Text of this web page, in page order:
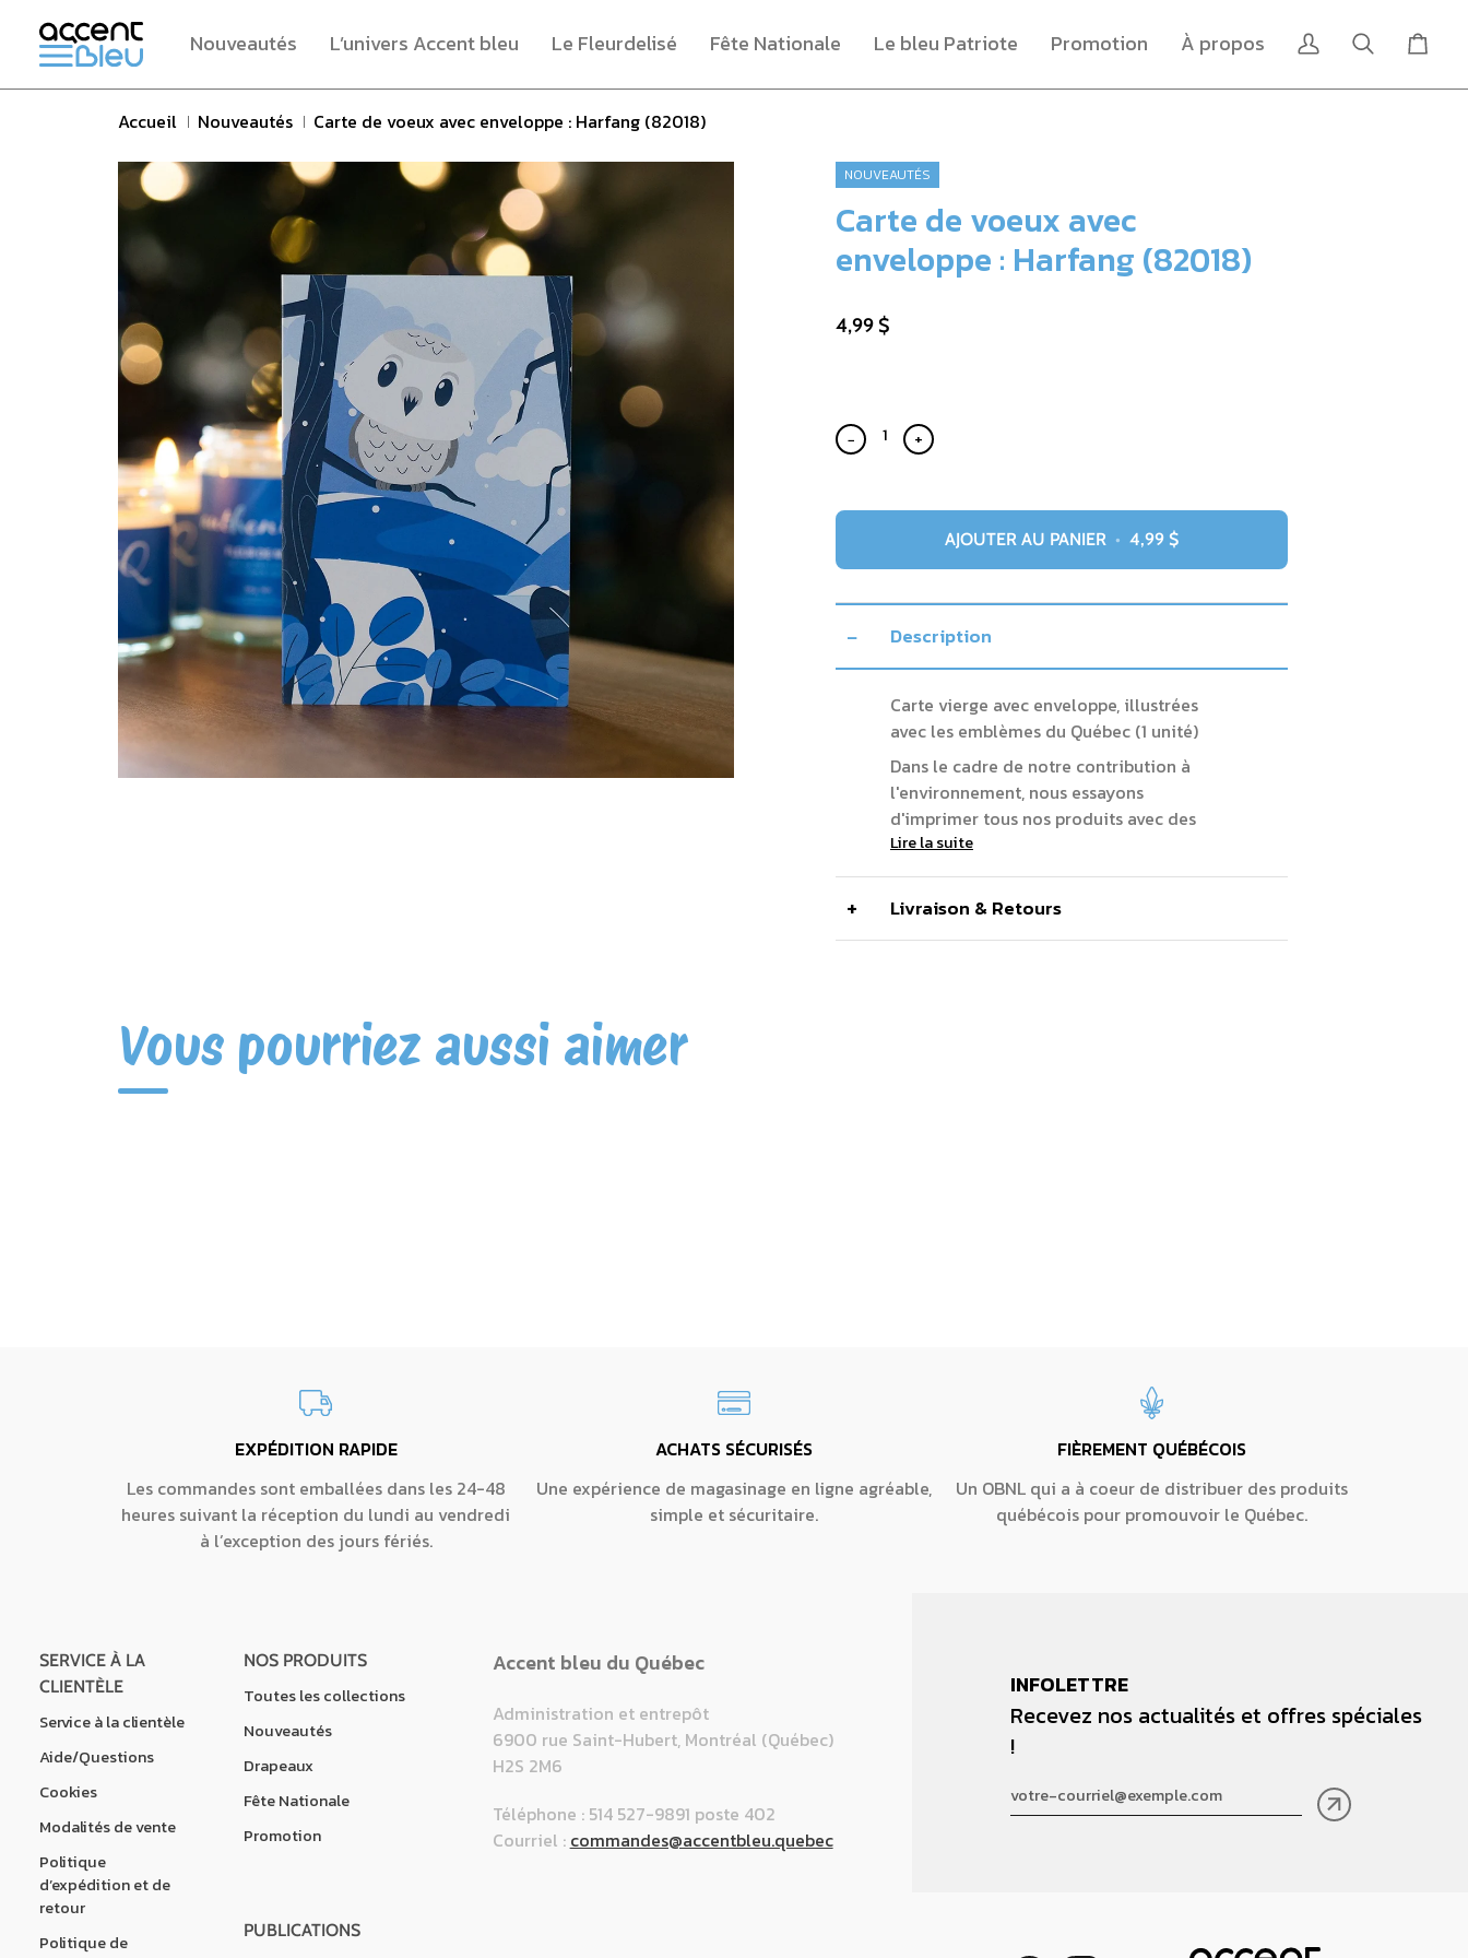
contenu
Nouveautés L’univers Accent bleu Le Fleurdelisé Fête Nationale Le bleu Patriote Promotion À propos
Mon
Recherche
Panier
Accueil Nouveautés Carte de voeux avec enveloppe : Harfang (82018)
NOUVEAUTÉS
Carte de voeux avec
enveloppe : Harfang (82018)
4,99 $
− +
AJOUTER AU PANIER • 4,99 $
Description
Carte vierge avec enveloppe, illustrées
avec les emblèmes du Québec (1 unité)
Dans le cadre de notre contribution à
l'environnement, nous essayons
d'imprimer tous nos produits avec des
Lire la suite
Livraison & Retours
Vous pourriez aussi aimer
EXPÉDITION RAPIDE
Les commandes sont emballées dans les 24-48
heures suivant la réception du lundi au vendredi
à l’exception des jours fériés.
ACHATS SÉCURISÉS
Une expérience de magasinage en ligne agréable,
simple et sécuritaire.
FIÈREMENT QUÉBÉCOIS
Un OBNL qui a à coeur de distribuer des produits
québécois pour promouvoir le Québec.
INFOLETTRE
Recevez nos actualités et offres spéciales
!
SERVICE À LA
CLIENTÈLE
Service à la clientèle
Aide/Questions
Cookies
Modalités de vente
Politique
d’expédition et de
retour
Politique de
NOS PRODUITS
Toutes les collections
Nouveautés
Drapeaux
Fête Nationale
Promotion
PUBLICATIONS
Accent bleu du Québec
Administration et entrepôt
6900 rue Saint-Hubert, Montréal (Québec)
H2S 2M6
Téléphone : 514 527-9891 poste 402
Courriel : commandes@accentbleu.quebec